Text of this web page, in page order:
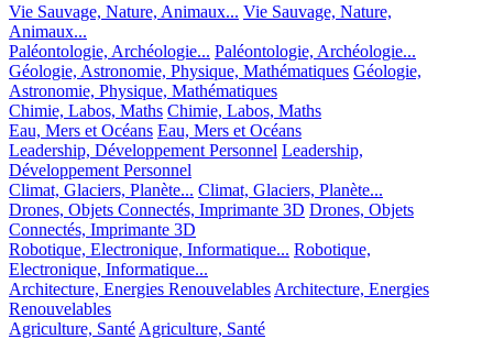
Vie Sauvage, Nature, Animaux... Vie Sauvage, Nature,
Animaux...
Paléontologie, Archéologie... Paléontologie, Archéologie...
Géologie, Astronomie, Physique, Mathématiques Géologie,
Astronomie, Physique, Mathématiques
Chimie, Labos, Maths Chimie, Labos, Maths
Eau, Mers et Océans Eau, Mers et Océans
Leadership, Développement Personnel Leadership,
Développement Personnel
Climat, Glaciers, Planète... Climat, Glaciers, Planète...
Drones, Objets Connectés, Imprimante 3D Drones, Objets
Connectés, Imprimante 3D
Robotique, Electronique, Informatique... Robotique,
Electronique, Informatique...
Architecture, Energies Renouvelables Architecture, Energies
Renouvelables
Agriculture, Santé Agriculture, Santé